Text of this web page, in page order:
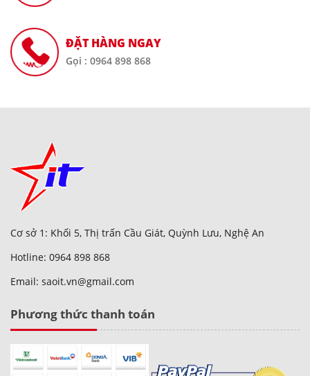
ĐẶT HÀNG NGAY
Gọi : 0964 898 868
Cơ sở 1: Khối 5, Thị trấn Cầu Giát, Quỳnh Lưu, Nghệ An
Hotline: 0964 898 868
Email: saoit.vn@gmail.com
Phương thức thanh toán